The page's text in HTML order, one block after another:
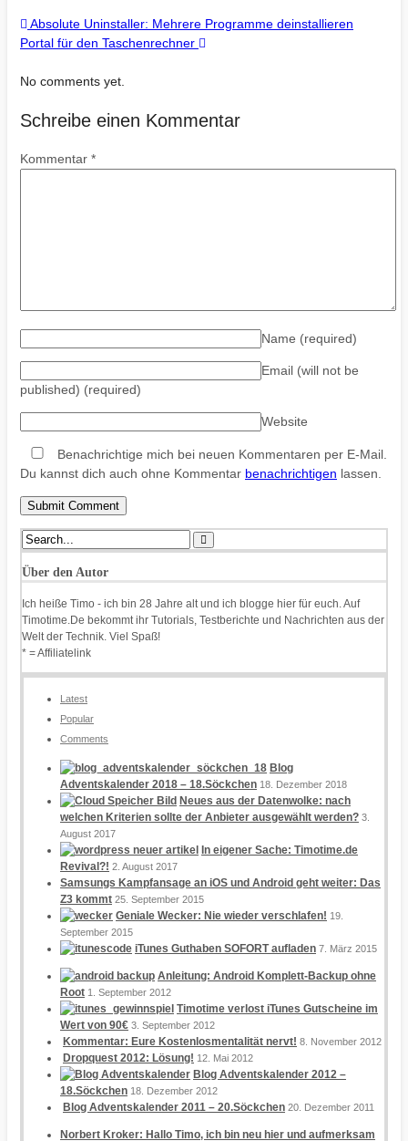
Absolute Uninstaller: Mehrere Programme deinstallieren
Portal für den Taschenrechner
No comments yet.
Schreibe einen Kommentar
Kommentar *
Name (required)
Email (will not be
published) (required)
Website
Benachrichtige mich bei neuen Kommentaren per E-Mail.
Du kannst dich auch ohne Kommentar benachrichtigen lassen.
Über den Autor
Ich heiße Timo - ich bin 28 Jahre alt und ich blogge hier für euch. Auf
Timotime.De bekommt ihr Tutorials, Testberichte und Nachrichten aus der
Welt der Technik. Viel Spaß!
* = Affiliatelink
Latest
Popular
Comments
Blog
Adventskalender 2018 – 18.Söckchen 18. Dezember 2018
Neues aus der Datenwolke: nach
welchen Kriterien sollte der Anbieter ausgewählt werden? 3.
August 2017
In eigener Sache: Timotime.de
Revival?! 2. August 2017
Samsungs Kampfansage an iOS und Android geht weiter: Das
Z3 kommt 25. September 2015
Geniale Wecker: Nie wieder verschlafen! 19.
September 2015
iTunes Guthaben SOFORT aufladen 7. März 2015
Anleitung: Android Komplett-Backup ohne
Root 1. September 2012
Timotime verlost iTunes Gutscheine im
Wert von 90€ 3. September 2012
Kommentar: Eure Kostenlosmentalität nervt! 8. November 2012
Dropquest 2012: Lösung! 12. Mai 2012
Blog Adventskalender 2012 –
18.Söckchen 18. Dezember 2012
Blog Adventskalender 2011 – 20.Söckchen 20. Dezember 2011
Norbert Kroker: Hallo Timo, ich bin neu hier und aufmerksam